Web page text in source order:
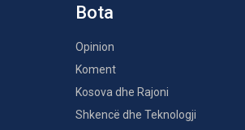
Bota
Opinion
Koment
Kosova dhe Rajoni
Shkencë dhe Teknologji